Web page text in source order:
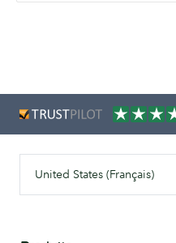
United States (Français)